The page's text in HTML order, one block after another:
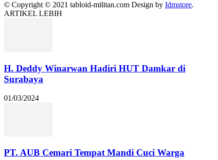
© Copyright © 2021 tabloid-militan.com Design by Idmstore.
ARTIKEL LEBIH
H. Deddy Winarwan Hadiri HUT Damkar di
Surabaya
01/03/2024
PT. AUB Cemari Tempat Mandi Cuci Warga